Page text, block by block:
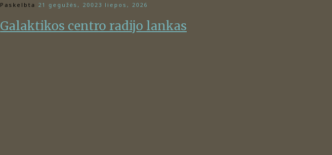
Paskelbta 21 gegužės, 20023 liepos, 2026
Galaktikos centro radijo lankas